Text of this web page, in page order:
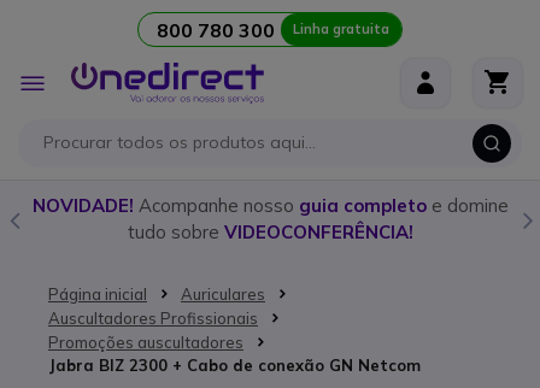
800 780 300 Linha gratuita
Alternar
Nav
NOVIDADE! Acompanhe nosso guia completoe domine
tudo sobre VIDEOCONFERÊNCIA!
Página inicial
Auriculares
Auscultadores Profissionais
Promoções auscultadores
Jabra BIZ 2300 + Cabo de conexão GN Netcom